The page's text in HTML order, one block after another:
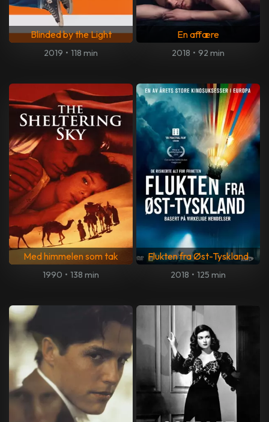
Blinded by the Light
2019 • 118 min
En affære
2018 • 92 min
Med himmelen som tak
1990 • 138 min
Flukten fra Øst-Tyskland
2018 • 125 min